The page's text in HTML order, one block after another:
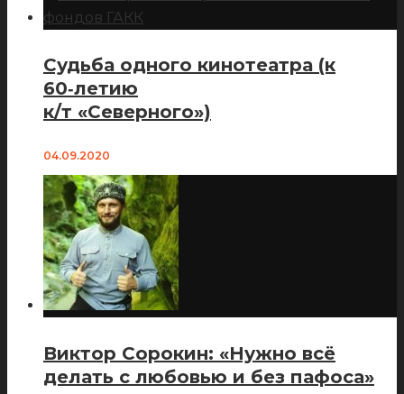
Судьба одного кинотеатра (к
60‑летию
к/т «Северного»)
04.09.2020
Виктор Сорокин: «Нужно всё
делать с любовью и без пафоса»